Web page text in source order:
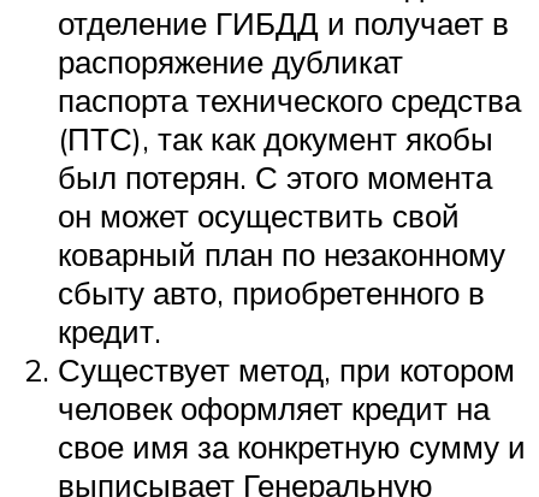
отделение ГИБДД и получает в
распоряжение дубликат
паспорта технического средства
(ПТС), так как документ якобы
был потерян. С этого момента
он может осуществить свой
коварный план по незаконному
сбыту авто, приобретенного в
кредит.
Существует метод, при котором
человек оформляет кредит на
свое имя за конкретную сумму и
выписывает Генеральную